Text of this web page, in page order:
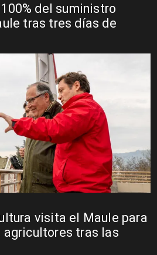
del suministro
tras tres días de
visita el Maule para
agricultores tras las